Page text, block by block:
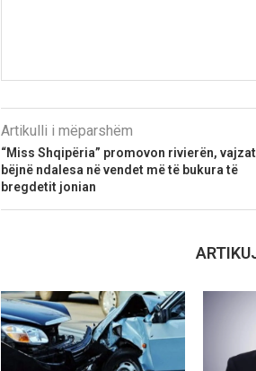
Artikulli i mëparshëm
“Miss Shqipëria” promovon rivierën, vajzat
bëjnë ndalesa në vendet më të bukura të
bregdetit jonian